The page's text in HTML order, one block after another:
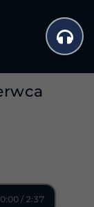
0:00 / 2:37